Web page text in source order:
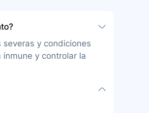
y condiciones
y controlar la